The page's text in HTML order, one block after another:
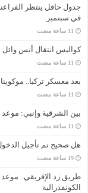
جدول حافل ينتظر
في سبتمبر
كواليس انتقال أنس وائل
بعد معسكر تركيا.. موكوينا
بين الشرقية وإنبي: موعد
هل صحيح تم تأجيل الدخول
‏19 ساعة مضت
طريق زد الإفريقي..
الكونفدرالية